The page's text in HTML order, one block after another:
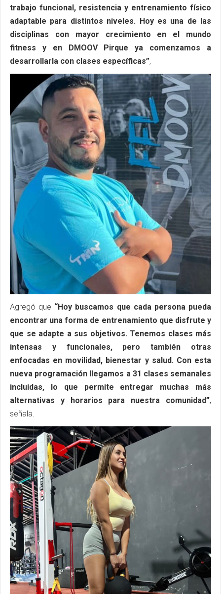
trabajo funcional, resistencia y entrenamiento físico
adaptable para distintos niveles. Hoy es una de las
disciplinas con mayor crecimiento en el mundo
fitness y en DMOOV Pirque ya comenzamos a
desarrollarla con clases específicas”,
Agregó que “Hoy buscamos que cada persona pueda
encontrar una forma de entrenamiento que disfrute y
que se adapte a sus objetivos. Tenemos clases más
intensas y funcionales, pero también otras
enfocadas en movilidad, bienestar y salud. Con esta
nueva programación llegamos a 31 clases semanales
incluidas, lo que permite entregar muchas más
alternativas y horarios para nuestra comunidad”,
señala.